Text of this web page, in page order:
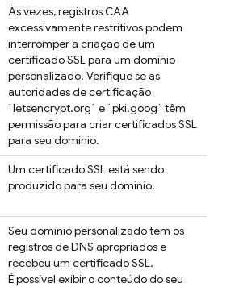
Às vezes, registros CAA
excessivamente restritivos podem
interromper a criação de um
certificado SSL para um domínio
personalizado. Verifique se as
autoridades de certificação
`letsencrypt.org` e `pki.goog` têm
permissão para criar certificados SSL
para seu domínio.
Um certificado SSL está sendo
produzido para seu domínio.
Seu domínio personalizado tem os
registros de DNS apropriados e
recebeu um certificado SSL.
É possível exibir o conteúdo do seu